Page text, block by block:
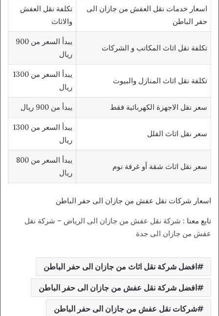
اسعار خدمات نقل العفش من جازان الى
حفر الباطن
تكلفة نقل العفش
والاثاث
تكلفة نقل اثاث المكاتب و الشركات
يبدأ السعر من 900
ريال
تكلفة نقل اثاث المنازل والبيوت
يبدأ السعر من 1300
ريال
سعر نقل الاجهزة الكهربائية فقط يبدأ من 900 ريال
سعر نقل اثاث الفلل
يبدأ السعر من 1300
ريال
سعر نقل اثاث شقة أو غرفة نوم
يبدأ السعر من 800
ريال
اسعار شركات نقل عفش من جازان الى حفر الباطن
تابع معنا : شركة نقل عفش من جازان الى الرياض – شركة نقل
عفش من جازان الى جدة
افضل شركة نقل اثاث من جازان الى حفر الباطن
افضل شركة نقل عفش من جازان الى حفر الباطن
شركات نقل عفش من جازان الى حفر الباطن